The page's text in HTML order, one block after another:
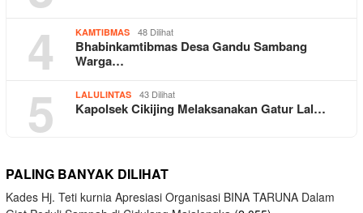
4 KAMTIBMAS 48 Dilihat
Bhabinkamtibmas Desa Gandu Sambang
Warga…
5 LALULINTAS 43 Dilihat
Kapolsek Cikijing Melaksanakan Gatur Lal…
PALING BANYAK DILIHAT
Kades Hj. Teti kurnia Apresiasi Organisasi BINA TARUNA Dalam